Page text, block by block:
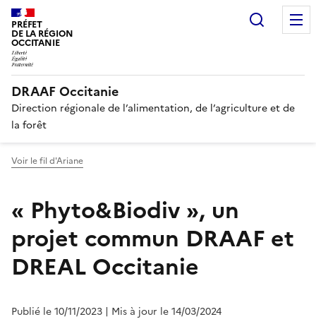
PRÉFET
DE LA RÉGION
OCCITANIE
DRAAF Occitanie
Direction régionale de l’alimentation, de l’agriculture et de
la forêt
Voir le fil d'Ariane
« Phyto&Biodiv », un
projet commun DRAAF et
DREAL Occitanie
Publié le 10/11/2023 | Mis à jour le 14/03/2024